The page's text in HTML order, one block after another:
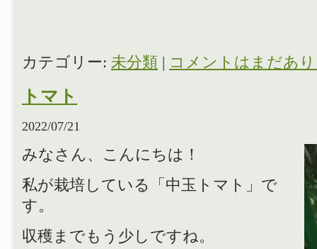
カテゴリー: 未分類 | コメントはまだあ
トマト
2022/07/21
みなさん、こんにちは！
私が栽培している「中玉トマト」で
す。
収穫までもう少しですね。